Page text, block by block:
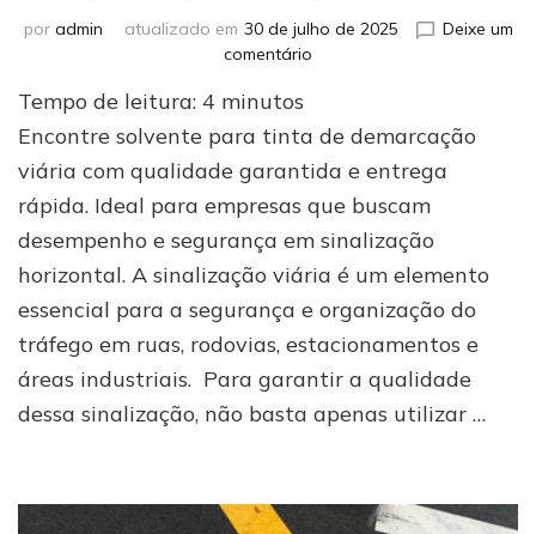
por admin atualizado em 30 de julho de 2025
Deixe um
comentário
solvente
tinta
de
sinalização
viária
com
entrega
rápida
e
qualidade
Tempo de leitura: 4 minutos
Encontre solvente para tinta de demarcação
viária com qualidade garantida e entrega
rápida. Ideal para empresas que buscam
desempenho e segurança em sinalização
horizontal. A sinalização viária é um elemento
essencial para a segurança e organização do
tráfego em ruas, rodovias, estacionamentos e
áreas industriais. Para garantir a qualidade
dessa sinalização, não basta apenas utilizar …